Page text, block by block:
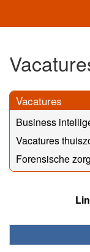
Vacatures
Business
Vacatures
Forensische